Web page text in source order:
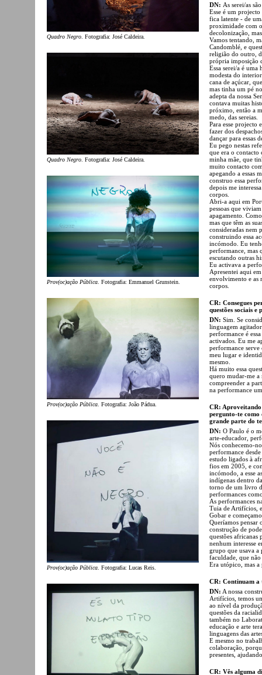
Quadro Negro. Fotografia: José Caldeira.
Quadro Negro . Fotografia: José Caldeira.
Prov(oc)ação Pública. Fotografia: Emmanuel Grunstein.
Prov(oc)ação Pública. Fotografia: João Pádua.
Prov(oc)ação Pública . Fotografia: Lucas Reis.
DN: As serei/as
Esse é um
fica latente - de
proximidade com
decolonização,
Vamos tentando,
Candomblé, e
religião do outro,
própria imposição
Essa serei/a é
modesta do
cana de açúcar,
mas tinha um pé
adepta da nossa
contava muitas
próximo, então a
medo, das sereias.
Para esse projecto
fazer dos
dançar para essas
Eu pego nestas
que era o
minha mãe, que
muito contacto
apegando a essas
construo essa
depois me
corpos.
Abri-a aqui em
pessoas que
apagamento.
mas que têm as
consideradas nem
construindo essa
incómodo. Eu
performance, mas
escutando outras
Eu activava a
Apresentei aqui
envolvimento e as
corpos.
CR: Consegues
questões sociais e
DN: Sim. Se
linguagem
performance é
activados. Eu me
performance serve
meu lugar e
mesmo.
Há muito essa
quero mudar-me a
compreender a
na performance
CR: Aproveitando
pergunto-te como
grande parte do
DN: O Paulo é o
arte-educador,
Nós conhecemo-
performance
estudo ligados à
fios em 2005, e
incómodo, a esse
indígenas dentro
torno de um livro
performances
As performances
Tuia de Artifícios,
Gobar e
Queríamos pensar
construção de
questões africanas
nenhum interesse
grupo que usava a
faculdade, que
Era utópico, mas a
CR: Continuam
DN: A nossa
Artifícios, temos
ao nível da
questões da
também no
educação e arte
linguagens das
E mesmo no
colaboração,
presentes,
CR: Vês alguma